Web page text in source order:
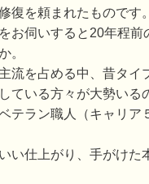
復を頼まれたものです。
お伺いすると20年程前
。
流を占める中、昔タイ
ている方々が大勢いる
テラン職人（キャリア
い仕上がり、手がけた